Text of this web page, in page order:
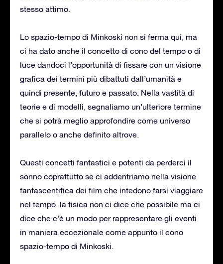
stesso attimo.
Lo spazio-tempo di Minkoski non si ferma qui, ma
ci ha dato anche il concetto di cono del tempo o di
luce dandoci l’opportunità di fissare con un visione
grafica dei termini più dibattuti dall’umanità e
quindi presente, futuro e passato. Nella vastità di
teorie e di modelli, segnaliamo un’ulteriore termine
che si potrà meglio approfondire come universo
parallelo o anche definito altrove.
Questi concetti fantastici e potenti da perderci il
sonno coprattutto se ci addentriamo nella visione
fantascentifica dei film che intedono farsi viaggiare
nel tempo. la fisica non ci dice che possibile ma ci
dice che c’è un modo per rappresentare gli eventi
in maniera eccezionale come appunto il cono
spazio-tempo di Minkoski.